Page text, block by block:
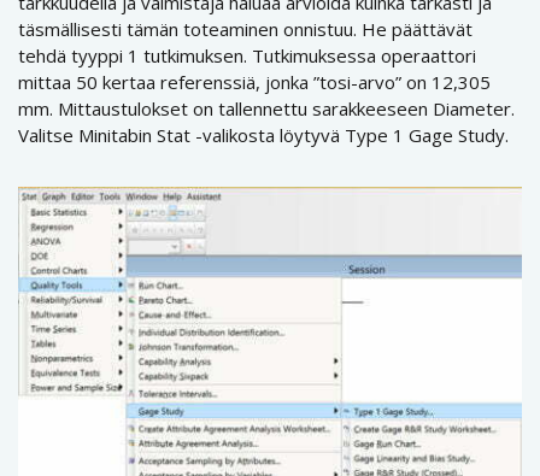
täsmällisesti tämän toteaminen onnistuu. He päättävät
tehdä tyyppi 1 tutkimuksen. Tutkimuksessa operaattori
mittaa 50 kertaa referenssiä, jonka ”tosi-arvo” on 12,305
mm. Mittaustulokset on tallennettu sarakkeeseen Diameter.
Valitse Minitabin Stat -valikosta löytyvä Type 1 Gage Study.